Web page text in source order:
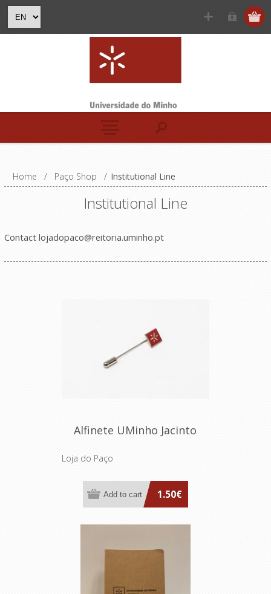
Home / Paço Shop / Institutional Line
Institutional Line
Contact lojadopaco@reitoria.uminho.pt
Alfinete UMinho Jacinto
Loja do Paço
1.50€